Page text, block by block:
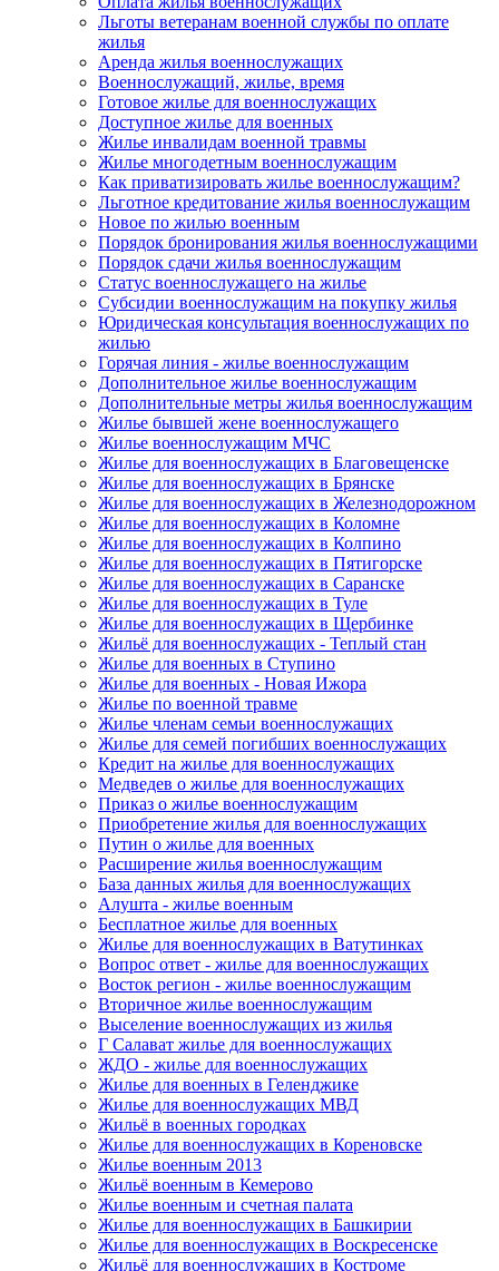
Льготы ветеранам военной службы по оплате
жилья
Аренда жилья военнослужащих
Военнослужащий, жилье, время
Готовое жилье для военнослужащих
Доступное жилье для военных
Жилье инвалидам военной травмы
Жилье многодетным военнослужащим
Как приватизировать жилье военнослужащим?
Льготное кредитование жилья военнослужащим
Новое по жилью военным
Порядок бронирования жилья военнослужащими
Порядок сдачи жилья военнослужащим
Статус военнослужащего на жилье
Субсидии военнослужащим на покупку жилья
Юридическая консультация военнослужащих по
жилью
Горячая линия - жилье военнослужащим
Дополнительное жилье военнослужащим
Дополнительные метры жилья военнослужащим
Жилье бывшей жене военнослужащего
Жилье военнослужащим МЧС
Жилье для военнослужащих в Благовещенске
Жилье для военнослужащих в Брянске
Жилье для военнослужащих в Железнодорожном
Жилье для военнослужащих в Коломне
Жилье для военнослужащих в Колпино
Жилье для военнослужащих в Пятигорске
Жилье для военнослужащих в Саранске
Жилье для военнослужащих в Туле
Жилье для военнослужащих в Щербинке
Жильё для военнослужащих - Теплый стан
Жилье для военных в Ступино
Жилье для военных - Новая Ижора
Жилье по военной травме
Жилье членам семьи военнослужащих
Жилье для семей погибших военнослужащих
Кредит на жилье для военнослужащих
Медведев о жилье для военнослужащих
Приказ о жилье военнослужащим
Приобретение жилья для военнослужащих
Путин о жилье для военных
Расширение жилья военнослужащим
База данных жилья для военнослужащих
Алушта - жилье военным
Бесплатное жилье для военных
Жилье для военнослужащих в Ватутинках
Вопрос ответ - жилье для военнослужащих
Восток регион - жилье военнослужащим
Вторичное жилье военнослужащим
Выселение военнослужащих из жилья
Г Салават жилье для военнослужащих
ЖДО - жилье для военнослужащих
Жилье для военных в Геленджике
Жилье для военнослужащих МВД
Жильё в военных городках
Жилье для военнослужащих в Кореновске
Жилье военным 2013
Жильё военным в Кемерово
Жилье военным и счетная палата
Жилье для военнослужащих в Башкирии
Жилье для военнослужащих в Воскресенске
Жильё для военнослужащих в Костроме